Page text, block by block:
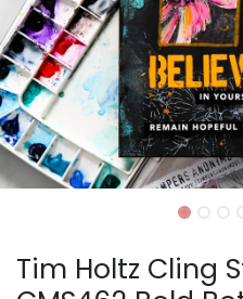
Tim Holtz Cling